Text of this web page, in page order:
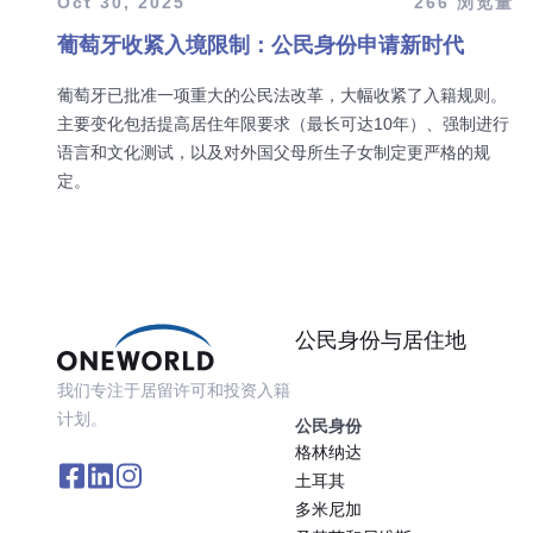
葡萄牙收紧入境限制：公民身份申请新时代
葡萄牙已批准一项重大的公民法改革，大幅收紧了入籍规则。
主要变化包括提高居住年限要求（最长可达10年）、强制进行
语言和文化测试，以及对外国父母所生子女制定更严格的规
定。
我们专注于居留许可和投资入籍
计划。
公民身份与居住地
公民身份
格林纳达
土耳其
多米尼加